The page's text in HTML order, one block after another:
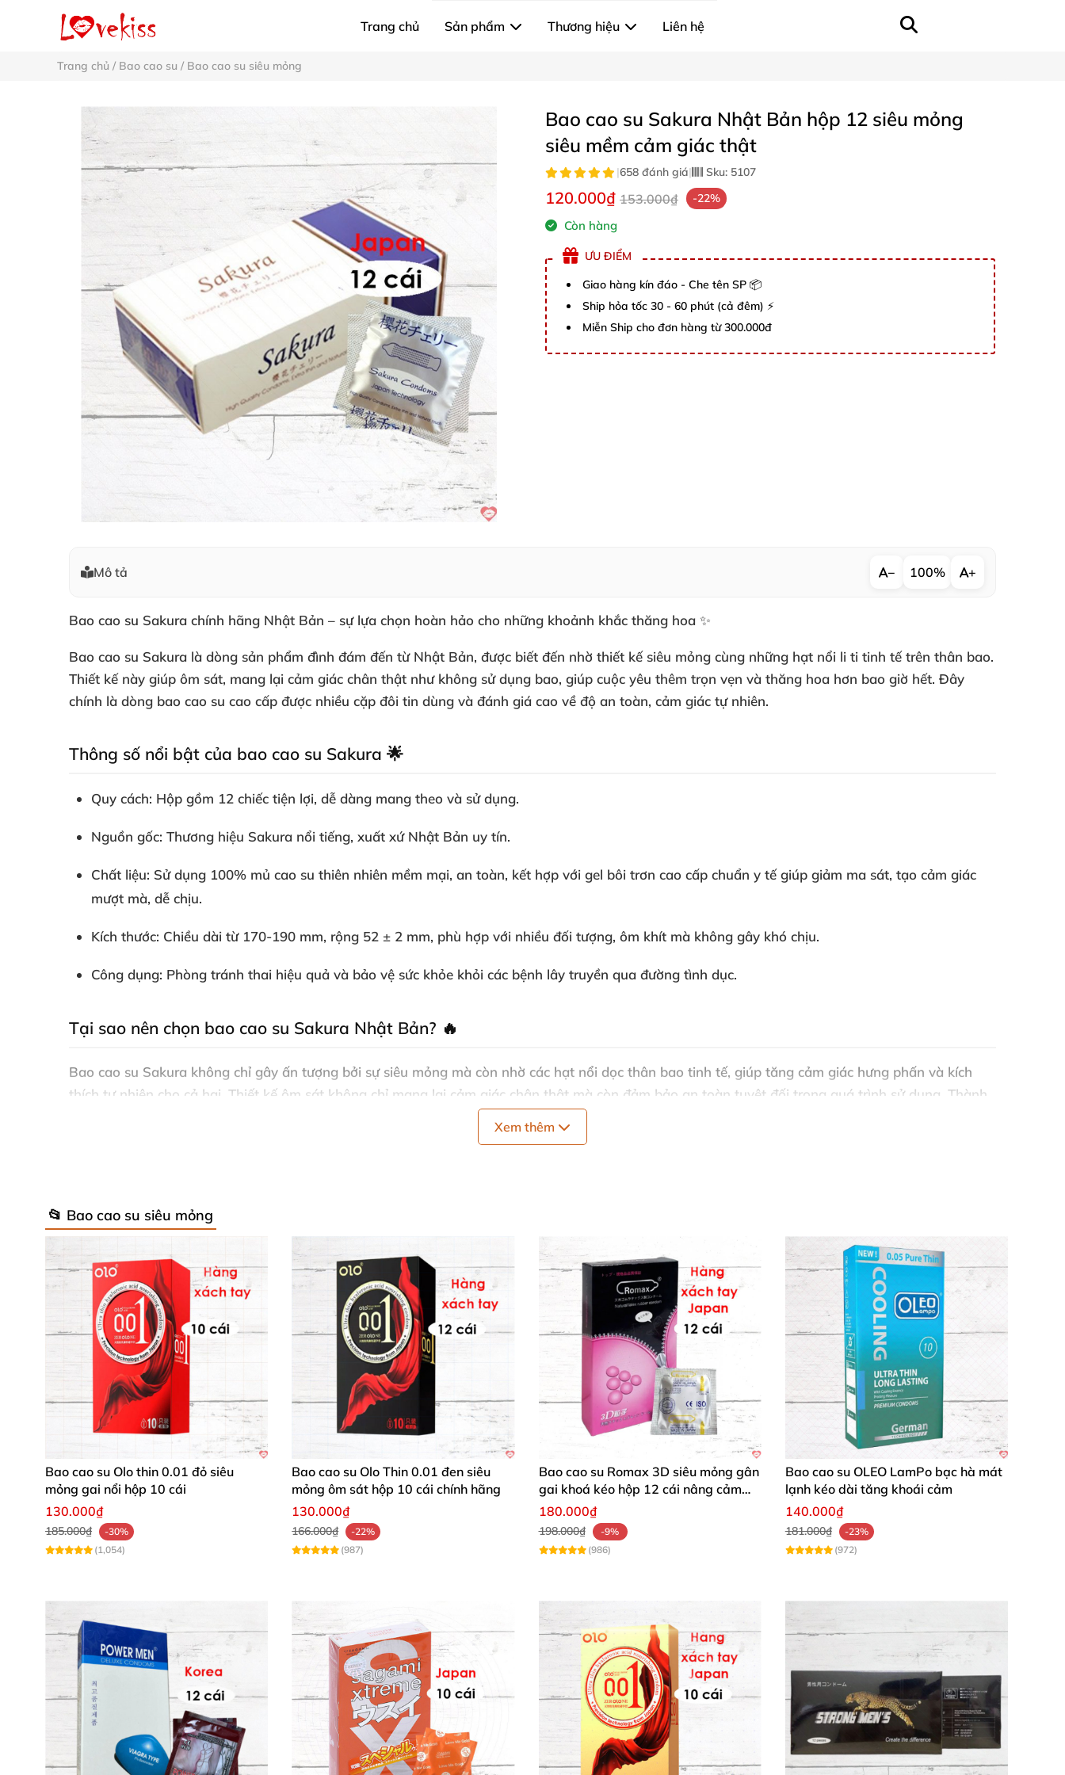
Trang chủ Sản phẩm Thương hiệu Liên hệ
Trang chủ / Bao cao su / Bao cao su siêu mỏng
Bao cao su Sakura Nhật Bản hộp 12 siêu mỏng
siêu mềm cảm giác thật
|658 đánh giá| Sku: 5107
120.000₫ 153.000₫ -22%
Còn hàng
ƯU ĐIỂM
Giao hàng kín đáo - Che tên SP 📦
Ship hỏa tốc 30 - 60 phút (cả đêm) ⚡
Miễn Ship cho đơn hàng từ 300.000đ
Mô tả − 100% +
Bao cao su Sakura chính hãng Nhật Bản – sự lựa chọn hoàn hảo cho những khoảnh khắc thăng hoa ✨
Bao cao su Sakura là dòng sản phẩm đình đám đến từ Nhật Bản, được biết đến nhờ thiết kế siêu mỏng cùng những hạt nổi li ti tinh tế trên thân bao.
Thiết kế này giúp ôm sát, mang lại cảm giác chân thật như không sử dụng bao, giúp cuộc yêu thêm trọn vẹn và thăng hoa hơn bao giờ hết. Đây
chính là dòng bao cao su cao cấp được nhiều cặp đôi tin dùng và đánh giá cao về độ an toàn, cảm giác tự nhiên.
Thông số nổi bật của bao cao su Sakura 🌟
Quy cách: Hộp gồm 12 chiếc tiện lợi, dễ dàng mang theo và sử dụng.
Nguồn gốc: Thương hiệu Sakura nổi tiếng, xuất xứ Nhật Bản uy tín.
Chất liệu: Sử dụng 100% mủ cao su thiên nhiên mềm mại, an toàn, kết hợp với gel bôi trơn cao cấp chuẩn y tế giúp giảm ma sát, tạo cảm giác
mượt mà, dễ chịu.
Kích thước: Chiều dài từ 170-190 mm, rộng 52 ± 2 mm, phù hợp với nhiều đối tượng, ôm khít mà không gây khó chịu.
Công dụng: Phòng tránh thai hiệu quả và bảo vệ sức khỏe khỏi các bệnh lây truyền qua đường tình dục.
Tại sao nên chọn bao cao su Sakura Nhật Bản? 🔥
Bao cao su Sakura không chỉ gây ấn tượng bởi sự siêu mỏng mà còn nhờ các hạt nổi dọc thân bao tinh tế, giúp tăng cảm giác hưng phấn và kích
thích tự nhiên cho cả hai. Thiết kế ôm sát không chỉ mang lại cảm giác chân thật mà còn đảm bảo an toàn tuyệt đối trong quá trình sử dụng. Thành
phần từ mủ cao su thiên nhiên là kết quả của công nghệ tiên tiến, mang đến độ bền cao, đồng thời gel bôi trơn y tế cao cấp đảm bảo an toàn, không
Bỏ sỉ Bao cao su Sakura chính hãng Nhật Bản hộp 12 chiếc siêu mỏng loại tốt cao cấp
Xem thêm
📂 Bao cao su siêu mỏng
Bao cao su Olo thin 0.01 đỏ siêu
mỏng gai nổi hộp 10 cái
130.000₫
185.000₫
-30%
(1,054)
Bao cao su Olo Thin 0.01 đen siêu
mỏng ôm sát hộp 10 cái chính hãng
130.000₫
166.000₫
-22%
(987)
Bao cao su Romax 3D siêu mỏng gân
gai khoá kéo hộp 12 cái nâng cảm
xúc
180.000₫
198.000₫
-9%
(986)
Bao cao su OLEO LamPo bạc hà mát
lạnh kéo dài tăng khoái cảm
140.000₫
181.000₫
-23%
(972)